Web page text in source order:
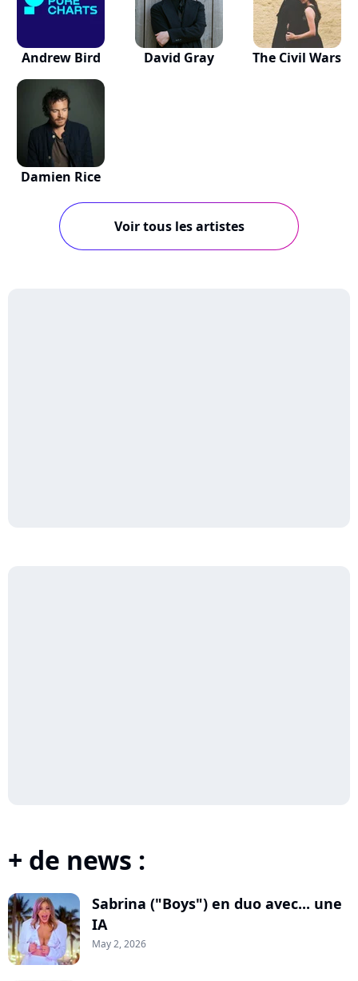
Andrew Bird David Gray The Civil Wars
Damien Rice
Voir tous les artistes
+ de news :
Sabrina ("Boys") en duo avec... une
IA
May 2, 2026